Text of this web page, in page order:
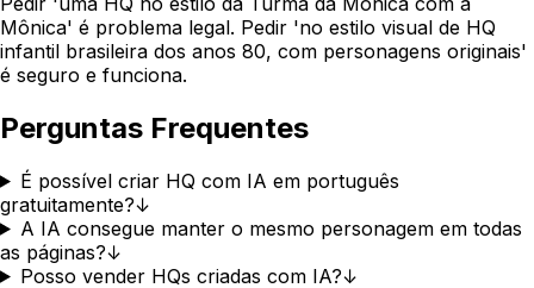
Mônica' é problema legal. Pedir 'no estilo visual de HQ
infantil brasileira dos anos 80, com personagens originais'
é seguro e funciona.
Perguntas Frequentes
É possível criar HQ com IA em português
gratuitamente?↓
A IA consegue manter o mesmo personagem em todas
as páginas?↓
Posso vender HQs criadas com IA?↓